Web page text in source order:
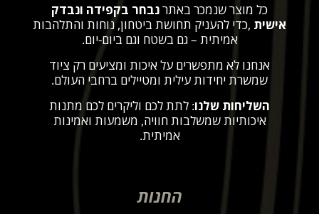
כל מוצר שנמכר באתרנבחר בקפידה ונבדק
אישית ,כדי להעניק תחושת ביטחון, נוחות והתלהבות
אמיתית – גם בשטח וגם ביום-יום.
אנחנו לא מתפשרים על איכות ומציעים רק ציוד
שמשרת יחידות עילית ומטיילים ברחבי העולם.
השליחות שלנו: לתת לכם וליקרים לכם מתנות
איכותיות שמשלבות חוויה, משמעות ואמינות
אמיתית.
החנות